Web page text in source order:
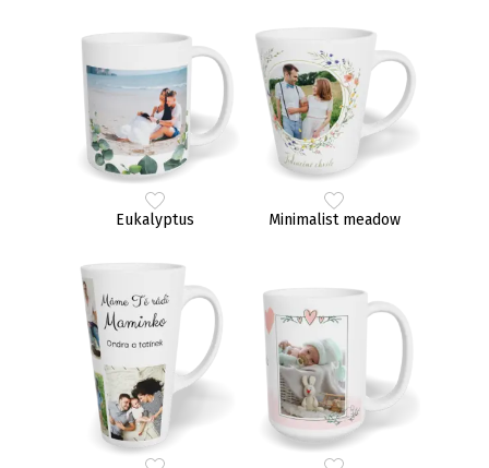
Eukalyptus Minimalist meadow